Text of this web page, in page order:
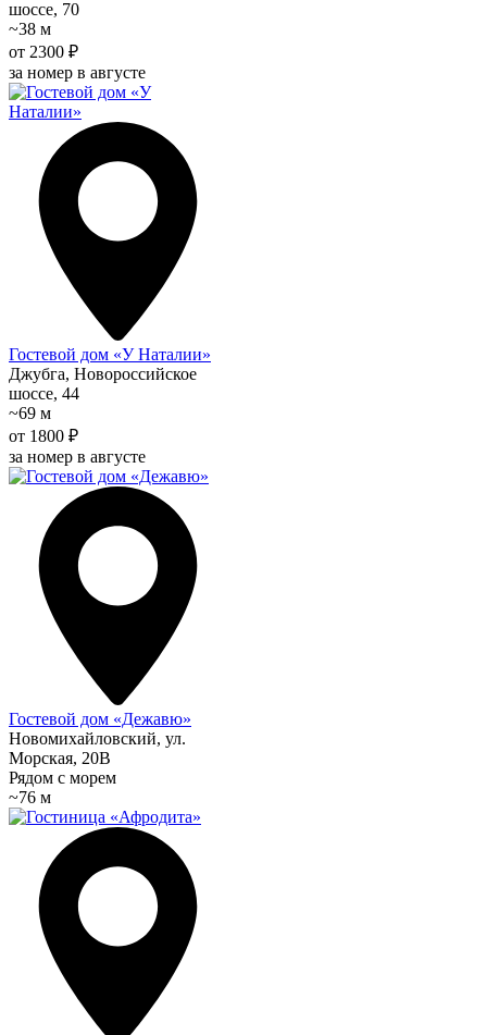
шоссе, 70
~38 м
от 2300 ₽
за номер в августе
Гостевой дом «У Наталии»
Джубга, Новороссийское
шоссе, 44
~69 м
от 1800 ₽
за номер в августе
Гостевой дом «Дежавю»
Новомихайловский, ул.
Морская, 20В
Рядом с морем
~76 м